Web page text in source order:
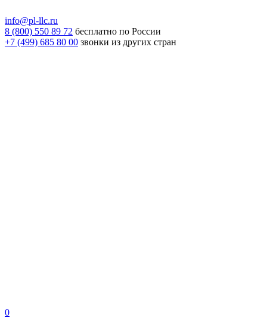
info@pl-llc.ru
8 (800) 550 89 72 бесплатно по России
+7 (499) 685 80 00 звонки из других стран
0